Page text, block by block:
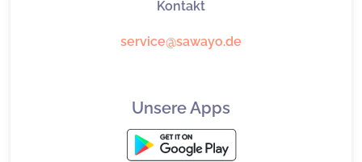
Kontakt
service@sawayo.de
Unsere Apps